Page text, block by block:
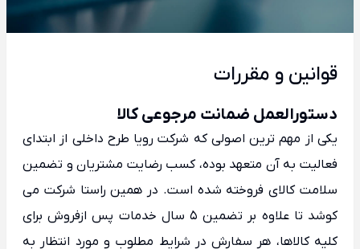
قوانین و مقررات
دستورالعمل ضمانت مرجوعی کالا
یکی از مهم ترین اصولی که شرکت رویا طرح داخلی از ابتدای
فعالیت به آن متعهد بوده، کسب رضایت مشتریان و تضمین
سلامت کالای فروخته شده است. در همین راستا شرکت می
کوشد تا علاوه بر تضمین 5 سال خدمات پس ازفروش برای
کلیه کالاها، هر سفارش در شرایط مطلوب و مورد انتظار به